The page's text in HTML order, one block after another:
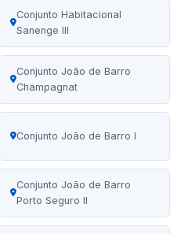
Conjunto Habitacional
Sanenge III
Conjunto João de Barro
Champagnat
Conjunto João de Barro I
Conjunto João de Barro
Porto Seguro II